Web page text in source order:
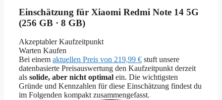
Einschätzung für Xiaomi Redmi Note 14 5G
(256 GB · 8 GB)
Akzeptabler Kaufzeitpunkt
Warten Kaufen
Bei einem aktuellen Preis von 219,99 € stuft unsere
datenbasierte Preisauswertung den Kaufzeitpunkt derzeit
als solide, aber nicht optimal ein. Die wichtigsten
Gründe und Kennzahlen für diese Einschätzung findest du
im Folgenden kompakt zusammengefasst.